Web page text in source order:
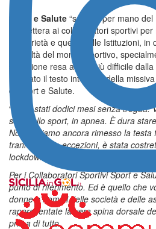
Sport e Salute “scrive”, per mano
una lettera ai collaboratori sportivi
solidarietà e quella delle Istituzioni, in
difficoltà del mondo sportivo,
situazione resa ancor più difficile dalla
riportato il testo integrale della missiva
di Sport e Salute.
“ Sono stati dodici mesi senza tregua.
solo dallo sport, in apnea. È dura stare
Non abbiamo ancora rimesso la testa
tranne poche eccezioni, è stata
lockdown.
Per i Collaboratori Sportivi Sport e
punto di riferimento. Ed è quello che
donne e uomini delle società e delle
rappresentate la vera spina dorsale
prima di tutto.